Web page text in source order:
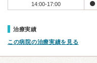
14:00-17:00
治療実績
この病院の治療実績を見る